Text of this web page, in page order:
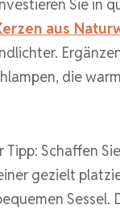
Sie in
aus
die
Tipp: Schaffen
gezielt
Sessel.